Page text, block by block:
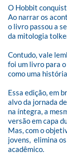
O Hobbit
Ao narrar os
o livro passou a
da mitologia
Contudo, vale
foi um livro para
como uma
Essa edição, em
alvo da jornada
na íntegra, a
versão em capa
Mas, com o
jovens,  elimina
acadêmico.